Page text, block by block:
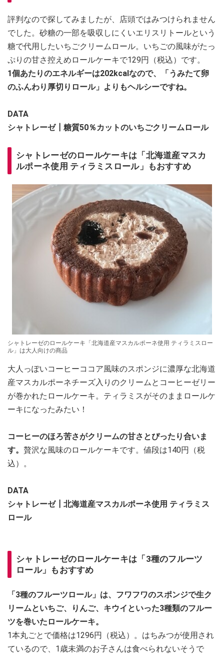
評判なので探してみましたが、店頭ではみつけられません
でした。砂糖の一部を吸収しにくいエリスリトールという
糖で代用したいちごクリームロール。いちごの風味がたっ
ぷりの甘さ控えめロールケーキで129円（税込）です。
1個あたりのエネルギーは202kcalなので、「うみたて卵
のふんわり厚切りロール」よりもヘルシーですね。
DATA
シャトレーゼ┃糖質50％カットのいちごクリームロール
シャトレーゼのロールケーキは「北海道産マスカ
ルポーネ使用 ティラミスロール」もおすすめ
シャトレーゼのロールケーキ「北海道産マスカルポーネ使用 ティラミスロー
ル」は大人向けの商品
大人っぽいコーヒーココア風味のスポンジに濃厚な北海道
産マスカルポーネチーズ入りのクリームとコーヒーゼリー
が巻かれたロールケーキ。ティラミスがそのままロールケ
ーキになったみたい！
コーヒーのほろ苦さがクリームの甘さとぴったり合いま
す。 贅沢な風味のロールケーキです。値段は140円（税
込）。
DATA
シャトレーゼ┃北海道産マスカルポーネ使用 ティラミス
ロール
シャトレーゼのロールケーキは「3種のフルーツ
ロール」もおすすめ
「3種のフルーツロール」は、フワフワのスポンジで生ク
リームといちご、りんご、キウイといった3種類のフルー
ツを巻いたロールケーキ。
1本丸ごとで価格は1296円（税込）。はちみつが使用され
ているので、1歳未満のお子さんは食べられないそうで